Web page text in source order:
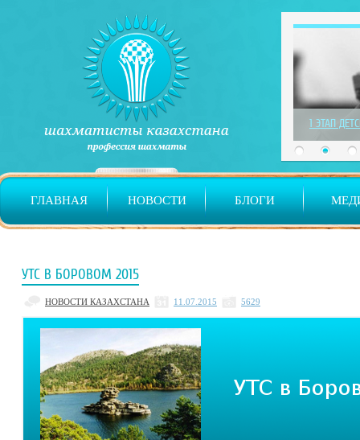
ГЛАВНАЯ НОВОСТИ БЛОГИ
1 ЭТАП
УТС В БОРОВОМ 2015
НОВОСТИ КАЗАХСТАНА 11.07.2015 5629